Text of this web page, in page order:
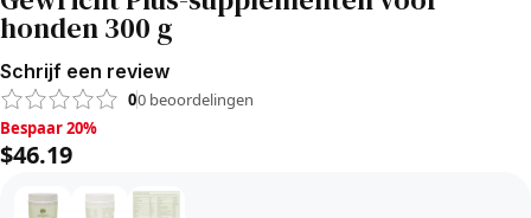
honden 300 g
Schrijf een review
00 beoordelingen
Bespaar 20%, $46.19
Bespaar 20%
$46.19